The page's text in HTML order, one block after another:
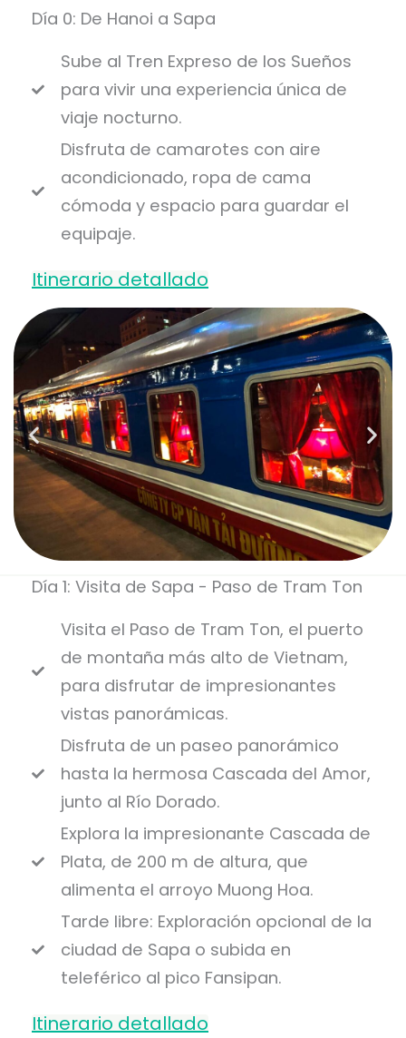
Día 0: De Hanoi a Sapa
Sube al Tren Expreso de los Sueños
para vivir una experiencia única de
viaje nocturno.
Disfruta de camarotes con aire
acondicionado, ropa de cama
cómoda y espacio para guardar el
equipaje.
Itinerario detallado
Día 1: Visita de Sapa - Paso de Tram Ton
Visita el Paso de Tram Ton, el puerto
de montaña más alto de Vietnam,
para disfrutar de impresionantes
vistas panorámicas.
Disfruta de un paseo panorámico
hasta la hermosa Cascada del Amor,
junto al Río Dorado.
Explora la impresionante Cascada de
Plata, de 200 m de altura, que
alimenta el arroyo Muong Hoa.
Tarde libre: Exploración opcional de la
ciudad de Sapa o subida en
teleférico al pico Fansipan.
Itinerario detallado